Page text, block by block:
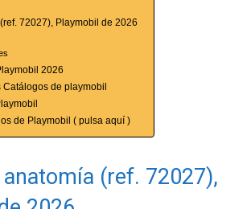
72027), Playmobil de 2026
2026
de playmobil
de Playmobil ( pulsa aquí )
(ref. 72027),